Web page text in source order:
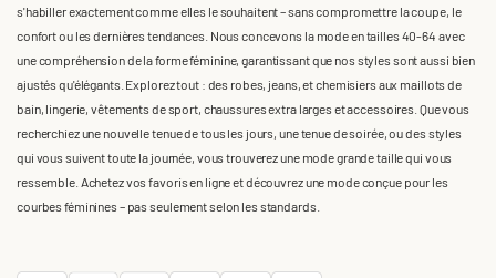
s'habiller exactement comme elles le souhaitent – sans compromettre la coupe, le
confort ou les dernières tendances. Nous concevons la mode en tailles 40-64 avec
une compréhension de la forme féminine, garantissant que nos styles sont aussi bien
ajustés qu'élégants. Explorez tout : des robes, jeans, et chemisiers aux maillots de
bain, lingerie, vêtements de sport, chaussures extra larges et accessoires. Que vous
recherchiez une nouvelle tenue de tous les jours, une tenue de soirée, ou des styles
qui vous suivent toute la journée, vous trouverez une mode grande taille qui vous
ressemble. Achetez vos favoris en ligne et découvrez une mode conçue pour les
courbes féminines – pas seulement selon les standards.